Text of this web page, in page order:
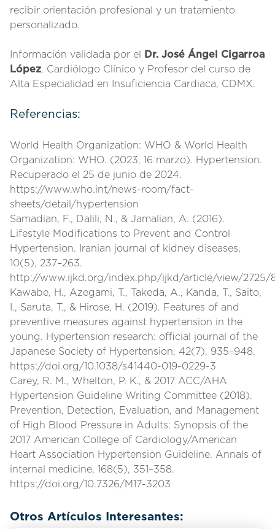
recibir orientación profesional y un tratamiento
personalizado.
Información validada por el
Dr. José Ángel Cigarroa
López, Cardiólogo Clínico y Profesor del curso de
Alta Especialidad en Insuficiencia Cardiaca, CDMX.
Referencias:
World Health Organization: WHO & World Health
Organization: WHO. (2023, 16 marzo). Hypertension.
Recuperado el 25 de junio de 2024.
https://www.who.int/news-room/fact-
sheets/detail/hypertension
Samadian, F., Dalili, N., & Jamalian, A. (2016).
Lifestyle Modifications to Prevent and Control
Hypertension. Iranian journal of kidney diseases,
10(5), 237–263.
http://www.ijkd.org/index.php/ijkd/article/view/2725/
Kawabe, H., Azegami, T., Takeda, A., Kanda, T., Saito,
I., Saruta, T., & Hirose, H. (2019). Features of and
preventive measures against hypertension in the
young. Hypertension research: official journal of the
Japanese Society of Hypertension, 42(7), 935–948.
https://doi.org/10.1038/s41440-019-0229-3
Carey, R. M., Whelton, P. K., & 2017 ACC/AHA
Hypertension Guideline Writing Committee (2018).
Prevention, Detection, Evaluation, and Management
of High Blood Pressure in Adults: Synopsis of the
2017 American College of Cardiology/American
Heart Association Hypertension Guideline. Annals of
internal medicine, 168(5), 351–358.
https://doi.org/10.7326/M17-3203
Otros Artículos Interesantes: